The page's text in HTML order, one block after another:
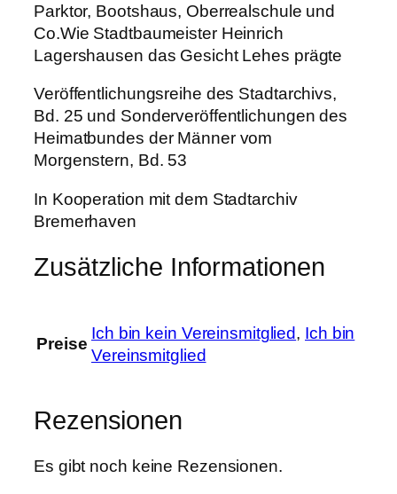
u
s
,
O
b
e
r
e
a
s
n
C
Parktor, Bootshaus, Oberrealschule und
Co.Wie Stadtbaumeister Heinrich
Lagershausen das Gesicht Lehes prägte
Veröffentlichungsreihe des Stadtarchivs,
Bd. 25 und Sonderveröffentlichungen des
Heimatbundes der Männer vom
Morgenstern, Bd. 53
In Kooperation mit dem Stadtarchiv
Bremerhaven
Zusätzliche Informationen
Preise
Ich bin kein Vereinsmitglied, Ich bin
Vereinsmitglied
Rezensionen
Es gibt noch keine Rezensionen.